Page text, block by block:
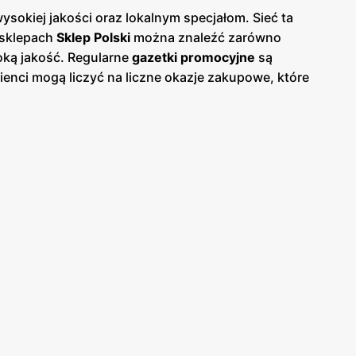
jakości oraz lokalnym specjałom. Sieć ta
Sklep Polski można znaleźć zarówno
jakość. Regularne gazetki promocyjne są
mogą liczyć na liczne okazje zakupowe, które
jak i online, co umożliwia łatwe śledzenie
promocja polskich produktów oraz regularne